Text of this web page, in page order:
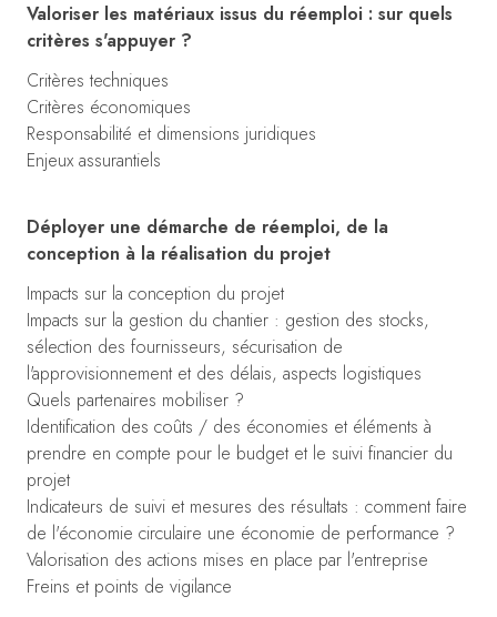
Valoriser les matériaux issus du réemploi : sur quels
critères s'appuyer ?
Critères techniques
Critères économiques
Responsabilité et dimensions juridiques
Enjeux assurantiels
Déployer une démarche de réemploi, de la
conception à la réalisation du projet
Impacts sur la conception du projet
Impacts sur la gestion du chantier : gestion des stocks,
sélection des fournisseurs, sécurisation de
l'approvisionnement et des délais, aspects logistiques
Quels partenaires mobiliser ?
Identification des coûts / des économies et éléments à
prendre en compte pour le budget et le suivi financier du
projet
Indicateurs de suivi et mesures des résultats : comment faire
de l'économie circulaire une économie de performance ?
Valorisation des actions mises en place par l'entreprise
Freins et points de vigilance